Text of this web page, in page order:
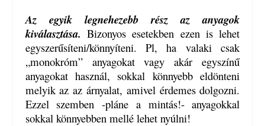
Az egyik legnehezebb rész az anyagok
kiválasztása. Bizonyos esetekben ezen is lehet
egyszerűsíteni/könnyíteni. Pl, ha valaki csak
„monokróm” anyagokat vagy akár egyszínű
anyagokat használ, sokkal könnyebb eldönteni
melyik az az árnyalat, amivel érdemes dolgozni.
Ezzel szemben -pláne a mintás!- anyagokkal
sokkal könnyebben mellé lehet nyúlni!